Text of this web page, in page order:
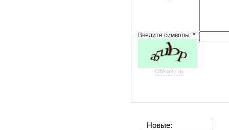
Введите символы:*
Обновить
Новые: